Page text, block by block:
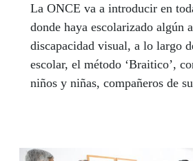
La ONCE va a introducir en
donde haya escolarizado algún
discapacidad visual, a lo largo
escolar, el método ‘Braitico’,
niños y niñas, compañeros de
aprenden a leer y escribir,